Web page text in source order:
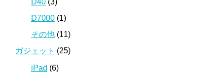
D7000 (1)
その他 (11)
ガジェット (25)
iPad (6)